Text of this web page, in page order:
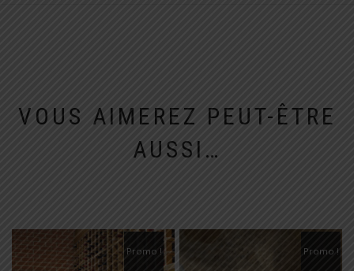
VOUS AIMEREZ PEUT-ÊTRE
AUSSI…
Promo ! Promo !